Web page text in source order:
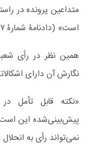
متداعین پرونده در
است» (دادنامۀ شمارۀ ۹۲۰۹۹۷۰۲۲۱۸۰۰۹۹۷ مورخ ۲۲/۰۷/۱۳۹۲
نگارش آن دارای
«نکته قابل ‌تأمل
پیش‌بینی‌شده این است
نمی‌تواند رأی به